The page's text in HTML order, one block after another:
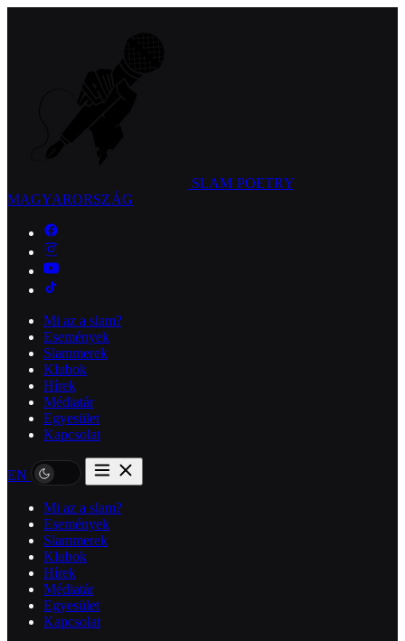
SLAM POETRY
MAGYARORSZÁG
Mi az a slam?
Események
Slammerek
Klubok
Hírek
Médiatár
Egyesület
Kapcsolat
EN
Mi az a slam?
Események
Slammerek
Klubok
Hírek
Médiatár
Egyesület
Kapcsolat